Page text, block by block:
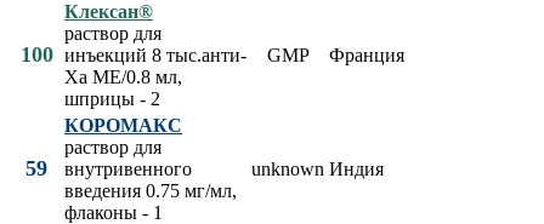
100
Клексан®
раствор для
инъекций 8 тыс.анти-
Xa МЕ/0.8 мл,
шприцы - 2
GMP Франция
59
КОРОМАКС
раствор для
внутривенного
введения 0.75 мг/мл,
флаконы - 1
unknown Индия